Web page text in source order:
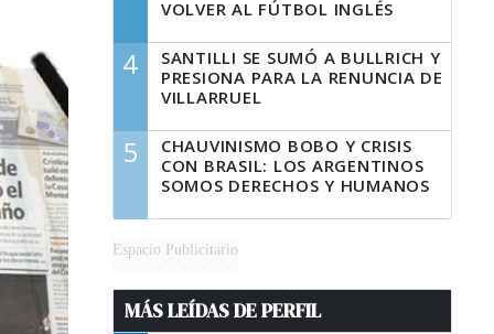
VOLVER AL FÚTBOL INGLÉS
4
SANTILLI SE SUMÓ A BULLRICH Y
PRESIONA PARA LA RENUNCIA DE
VILLARRUEL
5
CHAUVINISMO BOBO Y CRISIS
CON BRASIL: LOS ARGENTINOS
SOMOS DERECHOS Y HUMANOS
Espacio Publicitario
MÁS LEÍDAS DE PERFIL